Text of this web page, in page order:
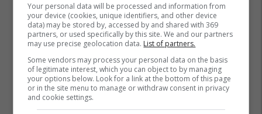
Your personal data will be processed and information from
your device (cookies, unique identifiers, and other device
data) may be stored by, accessed by and shared with 369
partners, or used specifically by this site. We and our partners
may use precise geolocation data. List of partners.
Some vendors may process your personal data on the basis
of legitimate interest, which you can object to by managing
your options below. Look for a link at the bottom of this page
or in the site menu to manage or withdraw consent in privacy
and cookie settings.